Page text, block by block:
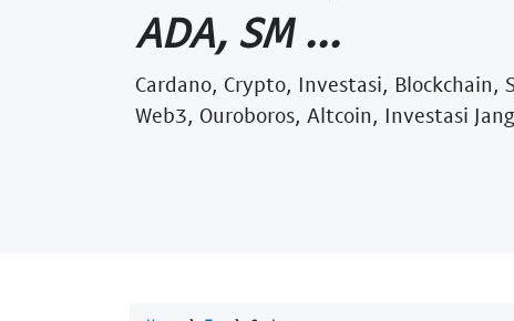
ADA, SM ...
Cardano, Crypto, Investasi, Blockchain,
Web3, Ouroboros, Altcoin, Investasi